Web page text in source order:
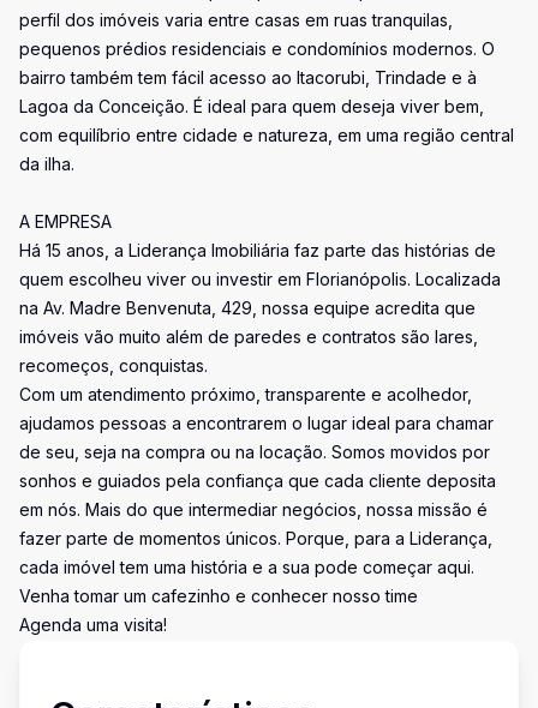
perfil dos imóveis varia entre casas em ruas tranquilas,
pequenos prédios residenciais e condomínios modernos. O
bairro também tem fácil acesso ao Itacorubi, Trindade e à
Lagoa da Conceição. É ideal para quem deseja viver bem,
com equilíbrio entre cidade e natureza, em uma região central
da ilha.
A EMPRESA
Há 15 anos, a Liderança Imobiliária faz parte das histórias de
quem escolheu viver ou investir em Florianópolis. Localizada
na Av. Madre Benvenuta, 429, nossa equipe acredita que
imóveis vão muito além de paredes e contratos são lares,
recomeços, conquistas.
Com um atendimento próximo, transparente e acolhedor,
ajudamos pessoas a encontrarem o lugar ideal para chamar
de seu, seja na compra ou na locação. Somos movidos por
sonhos e guiados pela confiança que cada cliente deposita
em nós. Mais do que intermediar negócios, nossa missão é
fazer parte de momentos únicos. Porque, para a Liderança,
cada imóvel tem uma história e a sua pode começar aqui.
Venha tomar um cafezinho e conhecer nosso time
Agenda uma visita!